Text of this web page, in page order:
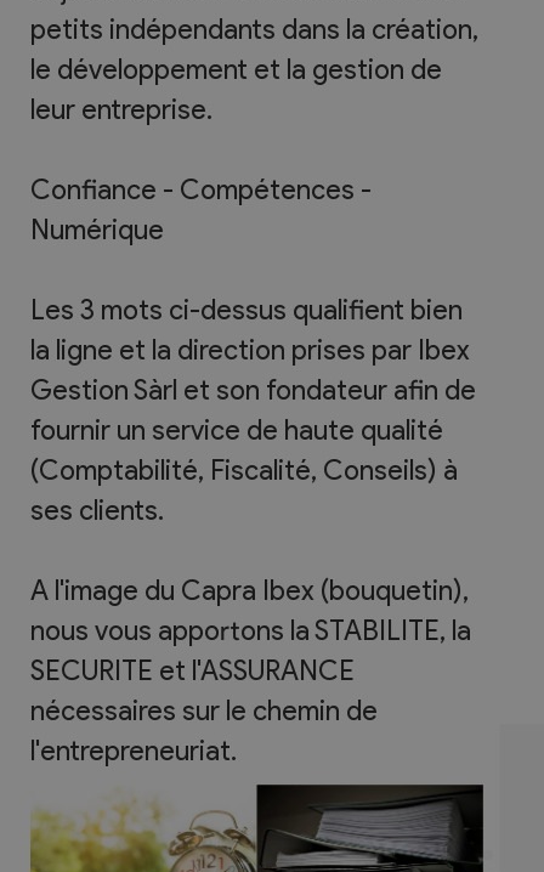
petits indépendants dans la création,
le développement et la gestion de
leur entreprise.
Confiance - Compétences -
Numérique
Les 3 mots ci-dessus qualifient bien
la ligne et la direction prises par Ibex
Gestion Sàrl et son fondateur afin de
fournir un service de haute qualité
(Comptabilité, Fiscalité, Conseils) à
ses clients.
A l'image du Capra Ibex (bouquetin),
nous vous apportons la STABILITE, la
SECURITE et l'ASSURANCE
nécessaires sur le chemin de
l'entrepreneuriat.